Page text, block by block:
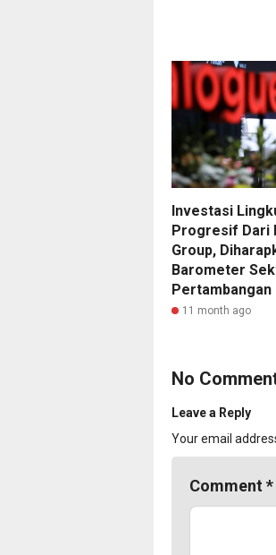
Investasi
Progresif Dari
Group,
Barometer
Pertambangan
11 month ago
No
Leave a Reply
Your email
Comment *